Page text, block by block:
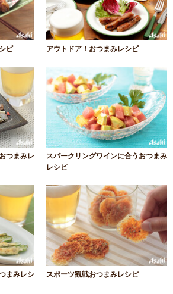
ピ アウトドア！おつまみレシピ
つまみレ
スパークリングワインに合うおつまみ
レシピ
まみレシ
スポーツ観戦おつまみレシピ